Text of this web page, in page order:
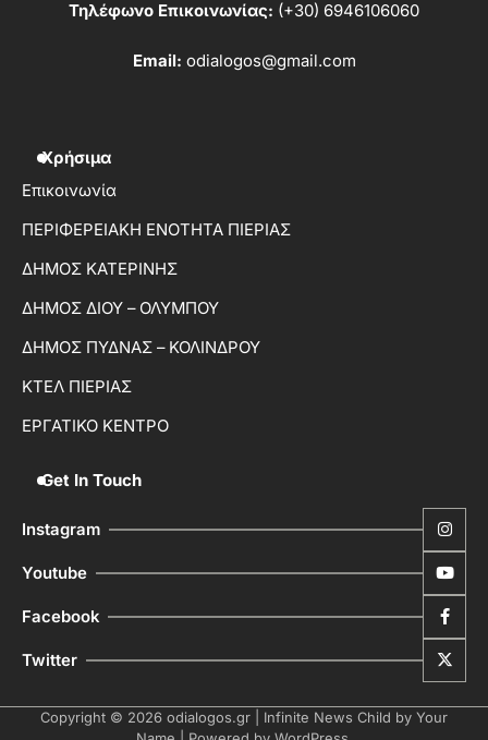
Τηλέφωνο Επικοινωνίας: (+30) 6946106060
Email: odialogos@gmail.com
Χρήσιμα
Επικοινωνία
ΠΕΡΙΦΕΡΕΙΑΚΗ ΕΝΟΤΗΤΑ ΠΙΕΡΙΑΣ
ΔΗΜΟΣ ΚΑΤΕΡΙΝΗΣ
ΔΗΜΟΣ ΔΙΟΥ – ΟΛΥΜΠΟΥ
ΔΗΜΟΣ ΠΥΔΝΑΣ – ΚΟΛΙΝΔΡΟΥ
ΚΤΕΛ ΠΙΕΡΙΑΣ
ΕΡΓΑΤΙΚΟ ΚΕΝΤΡΟ
Get In Touch
Instagram
Youtube
Facebook
Twitter
Copyright © 2026 odialogos.gr | Infinite News Child by Your